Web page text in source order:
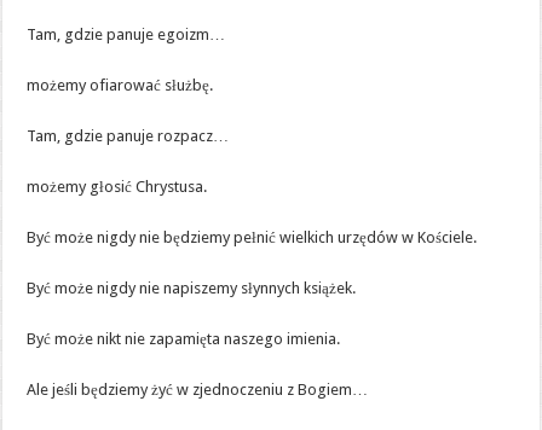
Tam, gdzie panuje egoizm…
możemy ofiarować służbę.
Tam, gdzie panuje rozpacz…
możemy głosić Chrystusa.
Być może nigdy nie będziemy pełnić wielkich urzędów w Kościele.
Być może nigdy nie napiszemy słynnych książek.
Być może nikt nie zapamięta naszego imienia.
Ale jeśli będziemy żyć w zjednoczeniu z Bogiem…